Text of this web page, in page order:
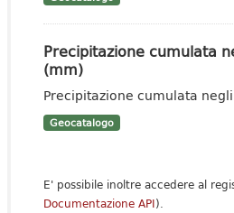
Precipitazione cumulata
(mm)
Precipitazione cumulata
Geocatalogo
E' possibile inoltre accedere al
Documentazione API).